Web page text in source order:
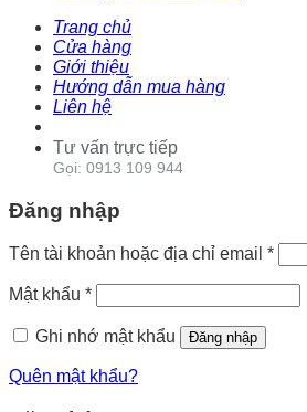
Trang chủ
Cửa hàng
Giới thiệu
Hướng dẫn mua hàng
Liên hệ
Tư vấn trực tiếp
Gọi: 0913 109 944
Đăng nhập
Tên tài khoản hoặc địa chỉ email *
Mật khẩu *
Ghi nhớ mật khẩu Đăng nhập
Quên mật khẩu?